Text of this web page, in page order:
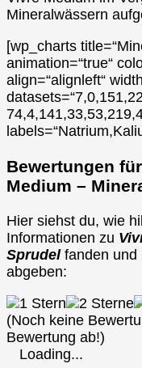
Mineralwässern
[wp_charts
animation=“true“
align=“alignleft“
Bewertungen
Medium –
Hier siehst du, wie
Informationen zu
Sprudelfanden und
abgeben:
(Noch keine
Bewertung ab!)
Loading...